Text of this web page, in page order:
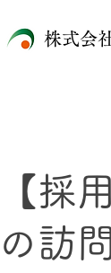
株式会
【採
の訪